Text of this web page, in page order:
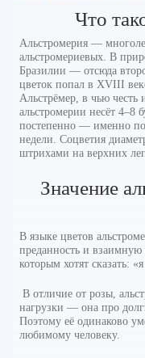
Что
Альстромерия —
альстромериевых. В
Бразилии — отсюда
цветок попал в XVIII
Альстрёмер, в чью честь
альстромерии несёт 4–8
постепенно — именно
недели. Соцветия
штрихами на верхних
Значение
В языке цветов
преданность и
которым хотят сказать:
В отличие от розы,
нагрузки — она про
Поэтому её одинаково
любимому человеку.